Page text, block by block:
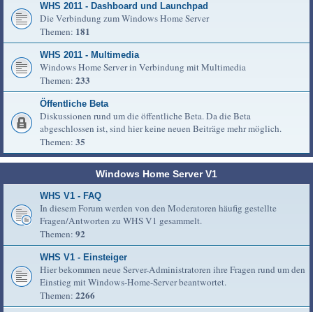
WHS 2011 - Dashboard und Launchpad
Die Verbindung zum Windows Home Server
Themen: 181
WHS 2011 - Multimedia
Windows Home Server in Verbindung mit Multimedia
Themen: 233
Öffentliche Beta
Diskussionen rund um die öffentliche Beta. Da die Beta
abgeschlossen ist, sind hier keine neuen Beiträge mehr möglich.
Themen: 35
Windows Home Server V1
WHS V1 - FAQ
In diesem Forum werden von den Moderatoren häufig gestellte
Fragen/Antworten zu WHS V1 gesammelt.
Themen: 92
WHS V1 - Einsteiger
Hier bekommen neue Server-Administratoren ihre Fragen rund um den
Einstieg mit Windows-Home-Server beantwortet.
Themen: 2266